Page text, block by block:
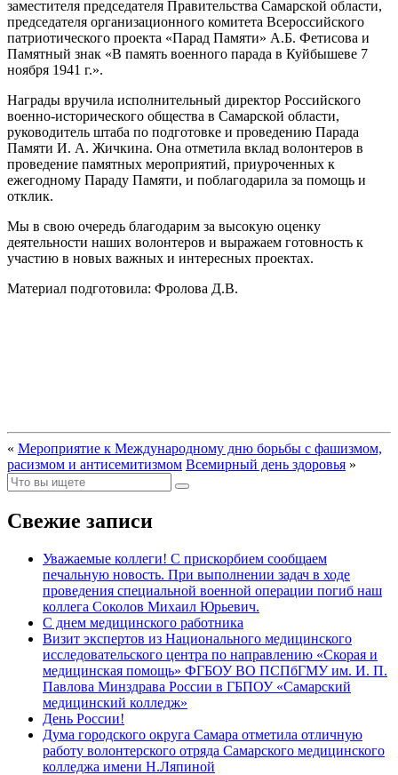
заместителя председателя Правительства Самарской области,
председателя организационного комитета Всероссийского
патриотического проекта «Парад Памяти» А.Б. Фетисова и
Памятный знак «В память военного парада в Куйбышеве 7
ноября 1941 г.».
Награды вручила исполнительный директор Российского
военно-исторического общества в Самарской области,
руководитель штаба по подготовке и проведению Парада
Памяти И. А. Жичкина. Она отметила вклад волонтеров в
проведение памятных мероприятий, приуроченных к
ежегодному Параду Памяти, и поблагодарила за помощь и
отклик.
Мы в свою очередь благодарим за высокую оценку
деятельности наших волонтеров и выражаем готовность к
участию в новых важных и интересных проектах.
Материал подготовила: Фролова Д.В.
« Мероприятие к Международному дню борьбы с фашизмом,
расизмом и антисемитизмом Всемирный день здоровья »
Свежие записи
Уважаемые коллеги! С прискорбием сообщаем
печальную новость. При выполнении задач в ходе
проведения специальной военной операции погиб наш
коллега Соколов Михаил Юрьевич.
С днем медицинского работника
Визит экспертов из Национального медицинского
исследовательского центра по направлению «Скорая и
медицинская помощь» ФГБОУ ВО ПСПбГМУ им. И. П.
Павлова Минздрава России в ГБПОУ «Самарский
медицинский колледж»
День России!
Дума городского округа Самара отметила отличную
работу волонтерского отряда Самарского медицинского
колледжа имени Н.Ляпиной